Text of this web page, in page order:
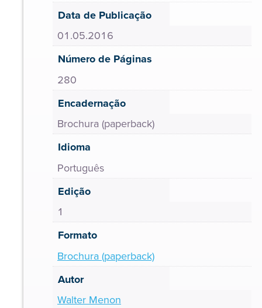
Data de Publicação
01.05.2016
Número de Páginas
280
Encadernação
Brochura (paperback)
Idioma
Português
Edição
1
Formato
Brochura (paperback)
Autor
Walter Menon